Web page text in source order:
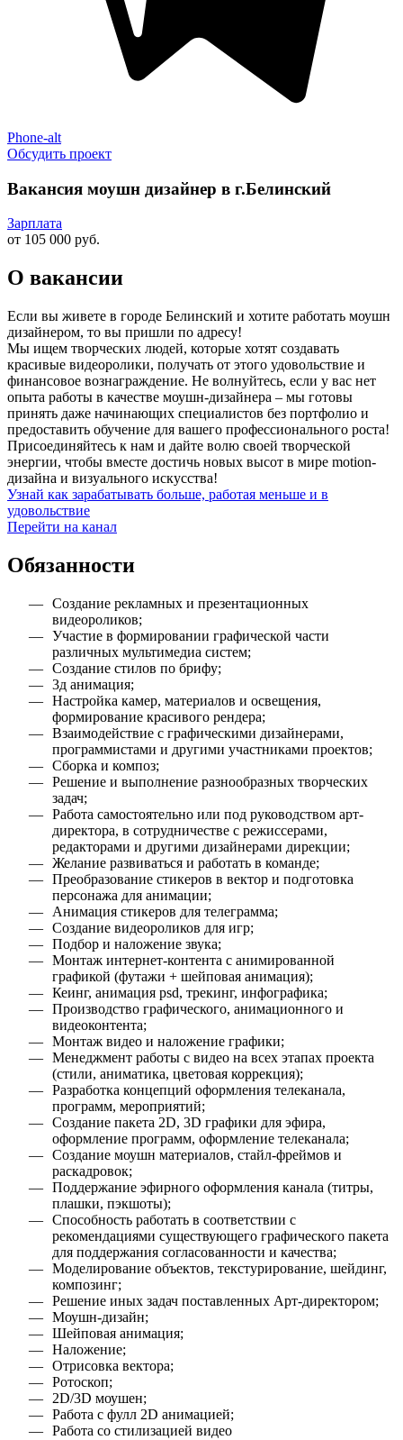
Phone-alt
Обсудить проект
Вакансия моушн дизайнер в г.Белинский
Зарплата
от 105 000 руб.
О вакансии
Если вы живете в городе Белинский и хотите работать моушн
дизайнером, то вы пришли по адресу!
Мы ищем творческих людей, которые хотят создавать
красивые видеоролики, получать от этого удовольствие и
финансовое вознаграждение. Не волнуйтесь, если у вас нет
опыта работы в качестве моушн-дизайнера – мы готовы
принять даже начинающих специалистов без портфолио и
предоставить обучение для вашего профессионального роста!
Присоединяйтесь к нам и дайте волю своей творческой
энергии, чтобы вместе достичь новых высот в мире motion-
дизайна и визуального искусства!
Узнай как зарабатывать больше, работая меньше и в
удовольствие
Перейти на канал
Обязанности
Создание рекламных и презентационных
видеороликов;
Участие в формировании графической части
различных мультимедиа систем;
Создание стилов по брифу;
3д анимация;
Настройка камер, материалов и освещения,
формирование красивого рендера;
Взаимодействие с графическими дизайнерами,
программистами и другими участниками проектов;
Сборка и композ;
Решение и выполнение разнообразных творческих
задач;
Работа самостоятельно или под руководством арт-
директора, в сотрудничестве с режиссерами,
редакторами и другими дизайнерами дирекции;
Желание развиваться и работать в команде;
Преобразование стикеров в вектор и подготовка
персонажа для анимации;
Анимация стикеров для телеграмма;
Создание видеороликов для игр;
Подбор и наложение звука;
Монтаж интернет-контента с анимированной
графикой (футажи + шейповая анимация);
Кеинг, анимация psd, трекинг, инфографика;
Производство графического, анимационного и
видеоконтента;
Монтаж видео и наложение графики;
Менеджмент работы с видео на всех этапах проекта
(стили, аниматика, цветовая коррекция);
Разработка концепций оформления телеканала,
программ, мероприятий;
Создание пакета 2D, 3D графики для эфира,
оформление программ, оформление телеканала;
Создание моушн материалов, стайл-фреймов и
раскадровок;
Поддержание эфирного оформления канала (титры,
плашки, пэкшоты);
Способность работать в соответствии с
рекомендациями существующего графического пакета
для поддержания согласованности и качества;
Моделирование объектов, текстурирование, шейдинг,
композинг;
Решение иных задач поставленных Арт-директором;
Моушн-дизайн;
Шейповая анимация;
Наложение;
Отрисовка вектора;
Ротоскоп;
2D/3D моушен;
Работа с фулл 2D анимацией;
Работа со стилизацией видео